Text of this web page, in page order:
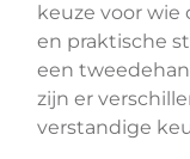
keuze voor wie
en praktische
een
zijn er
verstandige